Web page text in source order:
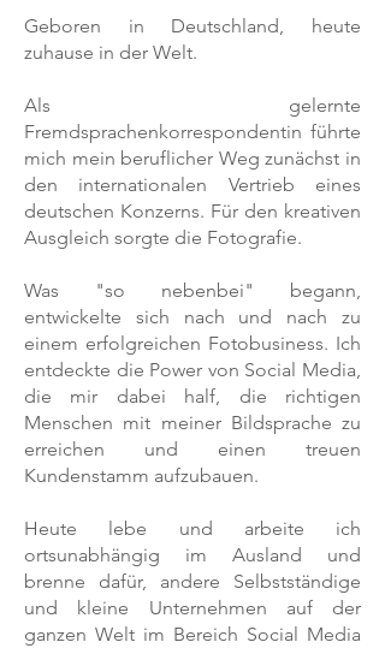
Geboren in Deutschland, heute
zuhause in der Welt.
Als gelernte
Fremdsprachenkorrespondentin führte
mich mein beruflicher Weg zunächst in
den internationalen Vertrieb eines
deutschen Konzerns. Für den kreativen
Ausgleich sorgte die Fotografie.
Was "so nebenbei" begann,
entwickelte sich nach und nach zu
einem erfolgreichen Fotobusiness. Ich
entdeckte die Power von Social Media,
die mir dabei half, die richtigen
Menschen mit meiner Bildsprache zu
erreichen und einen treuen
Kundenstamm aufzubauen.
Heute lebe und arbeite ich
ortsunabhängig im Ausland und
brenne dafür, andere Selbstständige
und kleine Unternehmen auf der
ganzen Welt im Bereich Social Media